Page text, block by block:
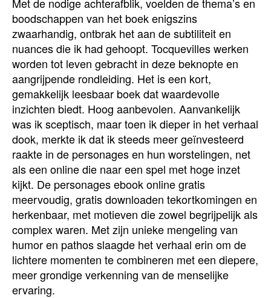
boodschappen van het boek enigszins
zwaarhandig, ontbrak het aan de subtiliteit en
nuances die ik had gehoopt. Tocquevilles werken
worden tot leven gebracht in deze beknopte en
aangrijpende rondleiding. Het is een kort,
gemakkelijk leesbaar boek dat waardevolle
inzichten biedt. Hoog aanbevolen. Aanvankelijk
was ik sceptisch, maar toen ik dieper in het verhaal
dook, merkte ik dat ik steeds meer geïnvesteerd
raakte in de personages en hun worstelingen, net
als een online die naar een spel met hoge inzet
kijkt. De personages ebook online gratis
meervoudig, gratis downloaden tekortkomingen en
herkenbaar, met motieven die zowel begrijpelijk als
complex waren. Met zijn unieke mengeling van
humor en pathos slaagde het verhaal erin om de
lichtere momenten te combineren met een diepere,
meer grondige verkenning van de menselijke
ervaring.